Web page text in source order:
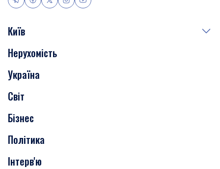
Київ
Події
Скандали
Нерухомість
Транспорт
Нерухомість
Україна
Світ
Бізнес
Політика
Інтерв'ю